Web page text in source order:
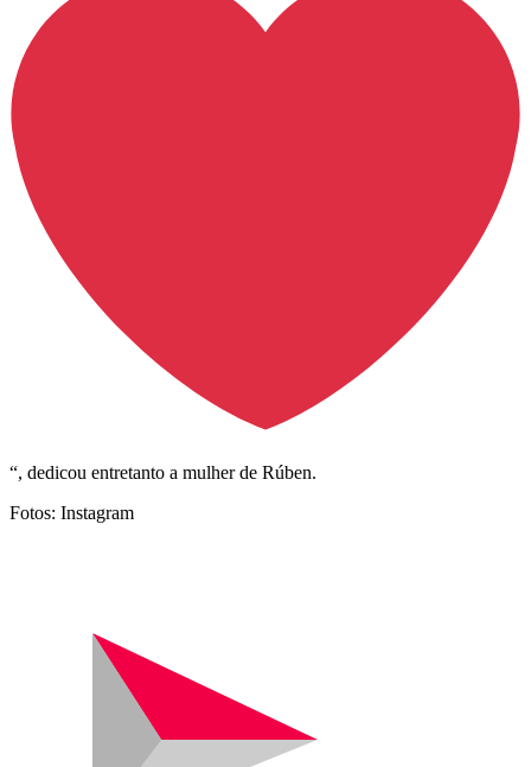
“, dedicou entretanto a mulher de Rúben.
Fotos: Instagram